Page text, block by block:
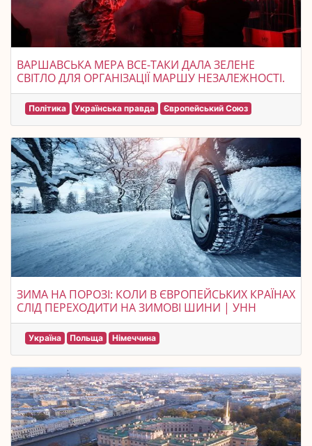
ВАРШАВСЬКА МЕРА ВСЕ-ТАКИ ДАЛА ЗЕЛЕНЕ
СВІТЛО ДЛЯ ОРГАНІЗАЦІЇ МАРШУ НЕЗАЛЕЖНОСТІ.
Політика Українська правда Європейський Союз
ЗИМА НА ПОРОЗІ: КОЛИ В ЄВРОПЕЙСЬКИХ КРАЇНАХ
СЛІД ПЕРЕХОДИТИ НА ЗИМОВІ ШИНИ | УНН
Україна Польща Німеччина